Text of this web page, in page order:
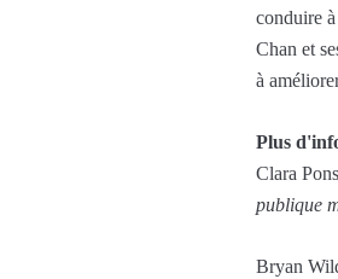
conduire
Chan et
à
Plus
Clara
publique
Bryan